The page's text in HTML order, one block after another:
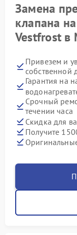
Замена
клапана
Vestfrost в
Привезем и
собственной
Гарантия на
Срочный
течении часа
Скидка для
Получите